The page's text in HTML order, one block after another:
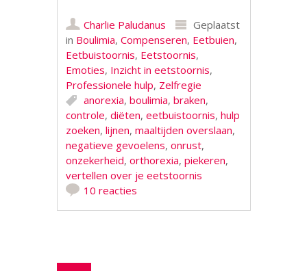
Charlie Paludanus
Geplaatst
in Boulimia,Compenseren, Eetbuien,
Eetbuistoornis, Eetstoornis,
Emoties, Inzicht in eetstoornis,
Professionele hulp, Zelfregie
anorexia,boulimia,braken,
controle,diëten,eetbuistoornis,hulp
zoeken,lijnen,maaltijden overslaan,
negatieve gevoelens,onrust,
onzekerheid,orthorexia,piekeren,
vertellen over je eetstoornis
10 reacties